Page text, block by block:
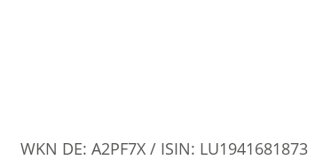
WKN DE: A2PF7X / ISIN: LU1941681873